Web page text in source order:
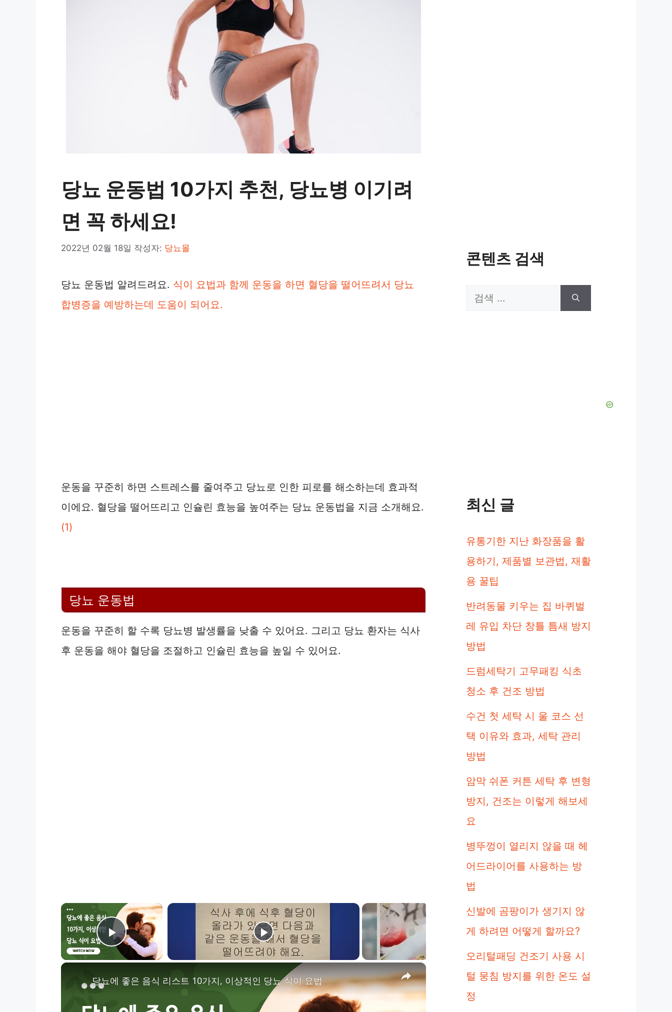
당뇨 운동법 10가지 추천, 당뇨병 이기려
면 꼭 하세요!
2022년 02월 18일 작성자: 당뇨몰
당뇨 운동법 알려드려요. 식이 요법과 함께 운동을 하면 혈당을 떨어뜨려서 당뇨
합병증을 예방하는데 도움이 되어요.
운동을 꾸준히 하면 스트레스를 줄여주고 당뇨로 인한 피로를 해소하는데 효과적
이에요. 혈당을 떨어뜨리고 인슐린 효능을 높여주는 당뇨 운동법을 지금 소개해요.
(1)
당뇨 운동법
운동을 꾸준히 할 수록 당뇨병 발생률을 낮출 수 있어요. 그리고 당뇨 환자는 식사
후 운동을 해야 혈당을 조절하고 인슐린 효능을 높일 수 있어요.
×
Play Video
Now Playing
×
당뇨에 좋은 음식 리스트 10가지, 이상적인 당뇨 식이 요법
콘텐츠 검색
검
최신 글
유통기한 지난 화장품을 활
용하기, 제품별 보관법, 재활
용 꿀팁
반려동물 키우는 집 바퀴벌
레 유입 차단 창틀 틈새 방지
방법
드럼세탁기 고무패킹 식초
청소 후 건조 방법
수건 첫 세탁 시 울 코스 선
택 이유와 효과, 세탁 관리
방법
암막 쉬폰 커튼 세탁 후 변형
방지, 건조는 이렇게 해보세
요
병뚜껑이 열리지 않을 때 헤
어드라이어를 사용하는 방
법
신발에 곰팡이가 생기지 않
게 하려면 어떻게 할까요?
오리털패딩 건조기 사용 시
털 뭉침 방지를 위한 온도 설
정